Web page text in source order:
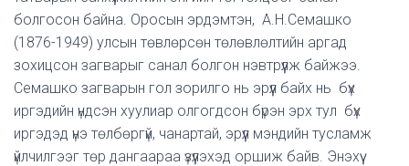
болгосон байна. Оросын эрдэмтэн, А.Н.Семашко
(1876-1949) улсын төвлөрсөн төлөвлөлтийн аргад
зохицсон загварыг санал болгон нэвтрүүлж байжээ.
Семашко загварын гол зорилго нь эрүүл байх нь бүх
иргэдийн үндсэн хуулиар олгогдсон бүрэн эрх тул бүх
иргэдэд үнэ төлбөргүй, чанартай, эрүүл мэндийн тусламж
үйлчилгээг төр дангаараа үзүүлэхэд оршиж байв. Энэхүү